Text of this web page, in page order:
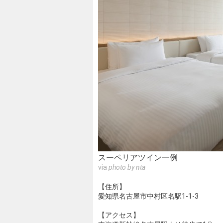
スーペリアツイン一例
via photo by nta
【住所】
愛知県名古屋市中村区名駅1-1-3
【アクセス】